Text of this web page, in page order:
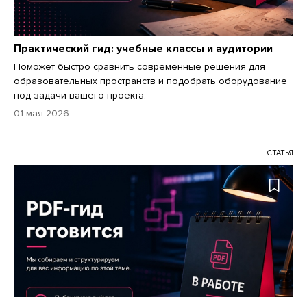
Практический гид: учебные классы и аудитории
Поможет быстро сравнить современные решения для
образовательных пространств и подобрать оборудование
под задачи вашего проекта.
01 мая 2026
СТАТЬЯ